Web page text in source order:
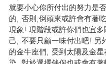
就要小心你所付出的努力是
的, 否則,倒頭來或許會有著
現象! 現階段或許你們也宜多
己, 不要只顧一味付出吧! 另
的金牛座們, 受到太陽及金